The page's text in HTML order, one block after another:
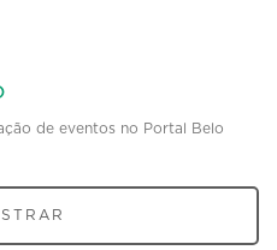
de eventos no Portal Belo